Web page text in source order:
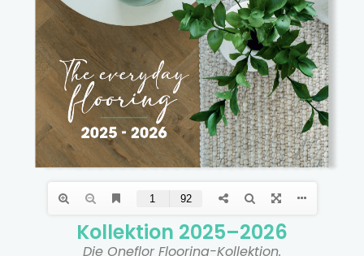
Kollektion 2025–2026
Die Oneflor Flooring-Kollektion.